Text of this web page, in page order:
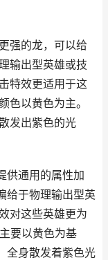
强的龙，可以给
输出型英雄或技
特效更适用于这
色以黄色为主。
发出紫色的光
供通用的属性加
给于物理输出型英
对这些英雄更为
要以黄色为基
全身散发着紫色光